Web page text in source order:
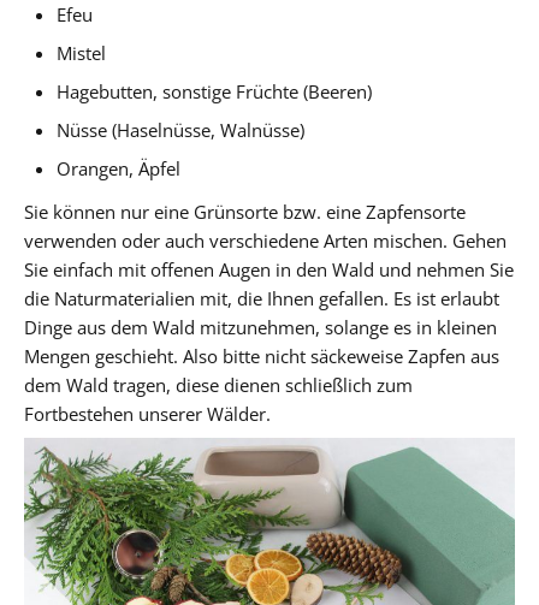
Efeu
Mistel
Hagebutten, sonstige Früchte (Beeren)
Nüsse (Haselnüsse, Walnüsse)
Orangen, Äpfel
Sie können nur eine Grünsorte bzw. eine Zapfensorte
verwenden oder auch verschiedene Arten mischen. Gehen
Sie einfach mit offenen Augen in den Wald und nehmen Sie
die Naturmaterialien mit, die Ihnen gefallen. Es ist erlaubt
Dinge aus dem Wald mitzunehmen, solange es in kleinen
Mengen geschieht. Also bitte nicht säckeweise Zapfen aus
dem Wald tragen, diese dienen schließlich zum
Fortbestehen unserer Wälder.